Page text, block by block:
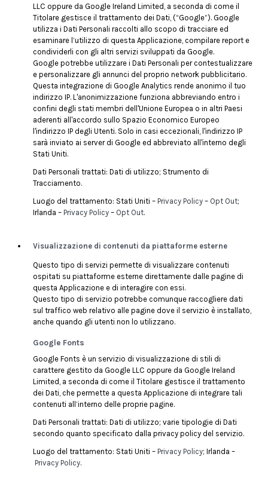
LLC oppure da Google Ireland Limited, a seconda di come il
Titolare gestisce il trattamento dei Dati, (“Google”). Google
utilizza i Dati Personali raccolti allo scopo di tracciare ed
esaminare l’utilizzo di questa Applicazione, compilare report e
condividerli con gli altri servizi sviluppati da Google.
Google potrebbe utilizzare i Dati Personali per contestualizzare
e personalizzare gli annunci del proprio network pubblicitario.
Questa integrazione di Google Analytics rende anonimo il tuo
indirizzo IP. L'anonimizzazione funziona abbreviando entro i
confini degli stati membri dell'Unione Europea o in altri Paesi
aderenti all'accordo sullo Spazio Economico Europeo
l'indirizzo IP degli Utenti. Solo in casi eccezionali, l'indirizzo IP
sarà inviato ai server di Google ed abbreviato all'interno degli
Stati Uniti.
Dati Personali trattati: Dati di utilizzo; Strumento di
Tracciamento.
Luogo del trattamento: Stati Uniti – Privacy Policy – Opt Out;
Irlanda – Privacy Policy – Opt Out.
Visualizzazione di contenuti da piattaforme esterne
Questo tipo di servizi permette di visualizzare contenuti
ospitati su piattaforme esterne direttamente dalle pagine di
questa Applicazione e di interagire con essi.
Questo tipo di servizio potrebbe comunque raccogliere dati
sul traffico web relativo alle pagine dove il servizio è installato,
anche quando gli utenti non lo utilizzano.
Google Fonts
Google Fonts è un servizio di visualizzazione di stili di
carattere gestito da Google LLC oppure da Google Ireland
Limited, a seconda di come il Titolare gestisce il trattamento
dei Dati, che permette a questa Applicazione di integrare tali
contenuti all’interno delle proprie pagine.
Dati Personali trattati: Dati di utilizzo; varie tipologie di Dati
secondo quanto specificato dalla privacy policy del servizio.
Luogo del trattamento: Stati Uniti – Privacy Policy; Irlanda –
Privacy Policy.